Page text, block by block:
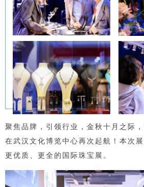
聚焦品牌，引领行业，金秋十月之际
在武汉文化博览中心再次起航！本次
更优质、更全的国际珠宝展。